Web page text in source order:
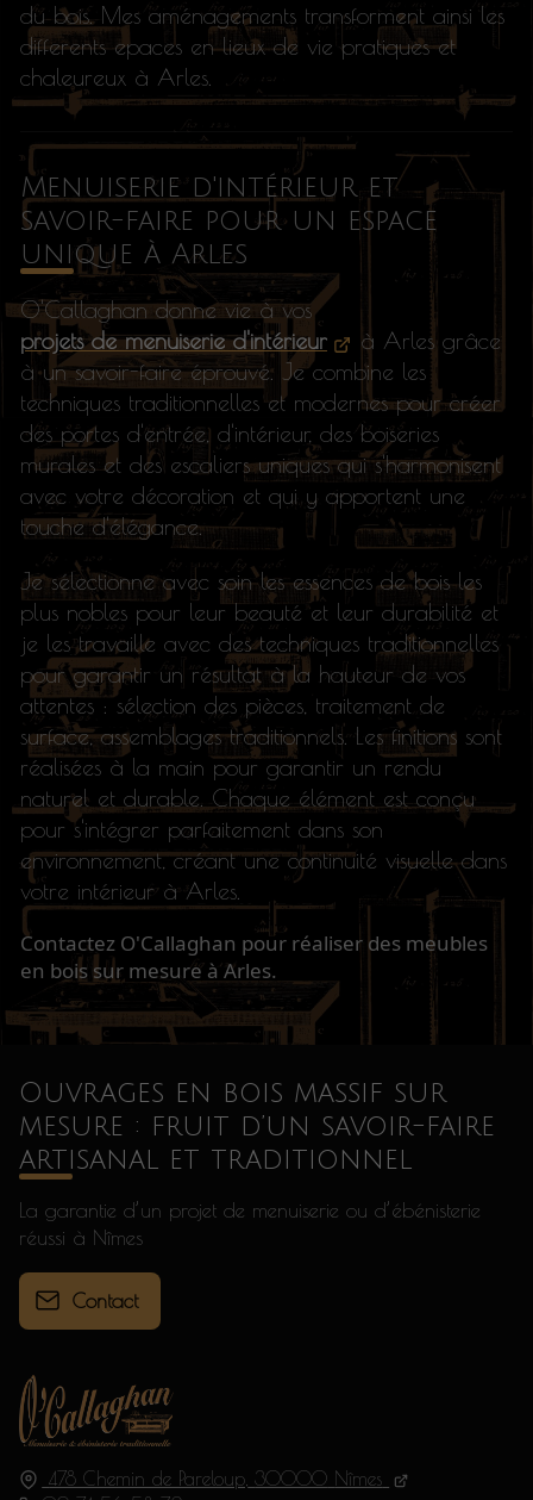
du bois. Mes aménagements transforment ainsi les
differents epaces en lieux de vie pratiques et
chaleureux à Arles.
Menuiserie d'intérieur et
savoir-faire pour un espace
unique à Arles
O'Callaghan donne vie à vos
projets de menuiserie d'intérieur
à Arles grâce
à un savoir-faire éprouvé. Je combine les
techniques traditionnelles et modernes pour créer
des portes d'entrée, d'intérieur, des boiseries
murales et des escaliers uniques qui s'harmonisent
avec votre décoration et qui y apportent une
touche d'élégance.
Je sélectionne avec soin les essences de bois les
plus nobles pour leur beauté et leur durabilité et
je les travaille avec des techniques traditionnelles
pour garantir un résultat à la hauteur de vos
attentes : sélection des pièces, traitement de
surface, assemblages traditionnels. Les finitions sont
réalisées à la main pour garantir un rendu
naturel et durable. Chaque élément est conçu
pour s'intégrer parfaitement dans son
environnement, créant une continuité visuelle dans
votre intérieur à Arles.
Contactez O'Callaghan pour réaliser des meubles
en bois sur mesure à Arles.
478 Chemin de Pareloup, 30000 Nîmes
Ouvrages en bois massif sur
mesure : fruit d’un savoir-faire
artisanal et traditionnel
La garantie d’un projet de menuiserie ou d’ébénisterie
réussi à Nîmes
Contact